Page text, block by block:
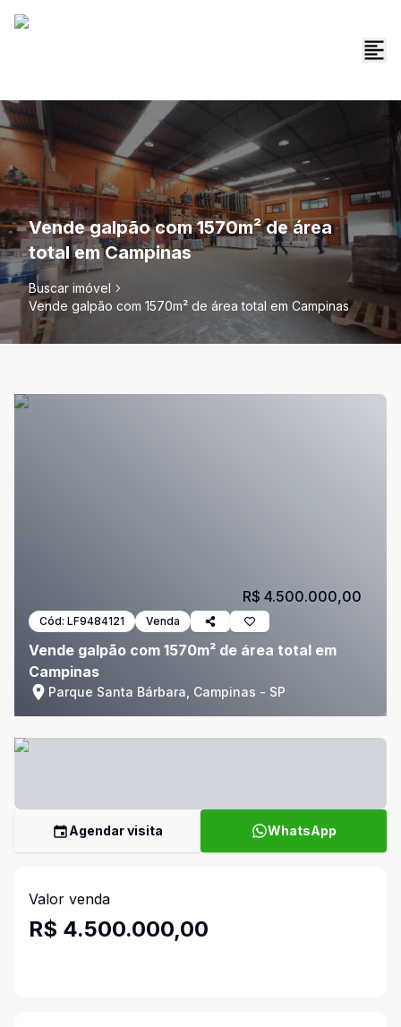
Vende galpão com 1570m² de área
total em Campinas
Buscar imóvel
Vende galpão com 1570m² de área total em Campinas
Cód: LF9484121 Venda
Vende galpão com 1570m² de área total em
Campinas
Parque Santa Bárbara, Campinas - SP
R$ 4.500.000,00
Agendar visita WhatsApp
Valor venda
R$ 4.500.000,00